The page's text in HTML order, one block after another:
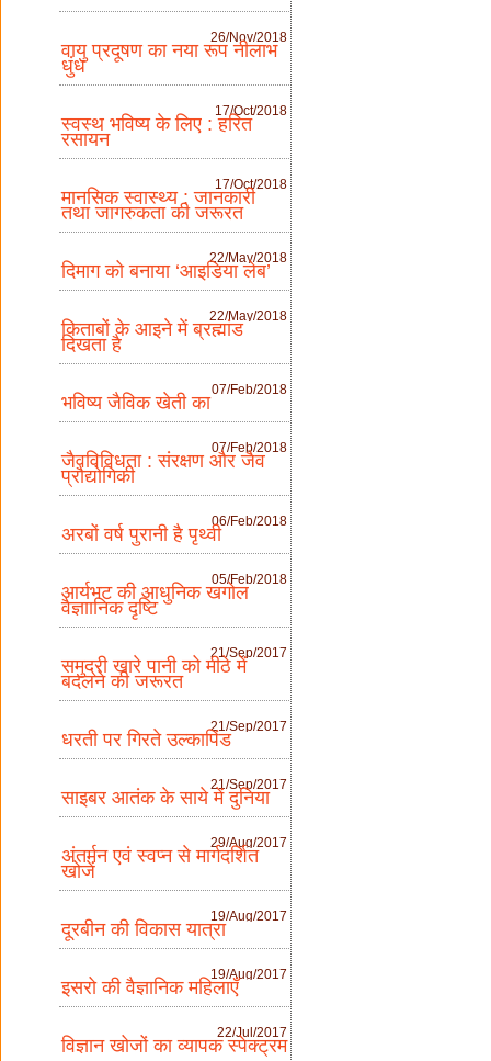
26/Nov/2018
वायु प्रदूषण का नया रूप नीलाभ
धुंध
17/Oct/2018
स्वस्थ भविष्य के लिए : हरित
रसायन
17/Oct/2018
मानसिक स्वास्थ्य : जानकारी
तथा जागरुकता की जरूरत
22/May/2018
दिमाग को बनाया ‘आइडिया लेब’
22/May/2018
किताबों के आइने में ब्रह्मांड
दिखता है
07/Feb/2018
भविष्य जैविक खेती का
07/Feb/2018
जैवविविधता : संरक्षण और जैव
प्रौद्योगिकी
06/Feb/2018
अरबों वर्ष पुरानी है पृथ्वी
05/Feb/2018
आर्यभट की आधुनिक खगोल
वैज्ञाानिक दृष्टि
21/Sep/2017
समुद्री खारे पानी को मीठे में
बदलने की जरूरत
21/Sep/2017
धरती पर गिरते उल्कापिंड
21/Sep/2017
साइबर आतंक के साये में दुनिया
29/Aug/2017
अंतर्मन एवं स्वप्न से मार्गदर्शित
खोजें
19/Aug/2017
दूरबीन की विकास यात्रा
19/Aug/2017
इसरो की वैज्ञानिक महिलाएँ
22/Jul/2017
विज्ञान खोजों का व्यापक स्पेक्ट्रम